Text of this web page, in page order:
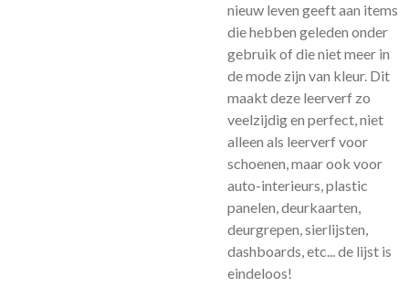
nieuw leven geeft aan items
die hebben geleden onder
gebruik of die niet meer in
de mode zijn van kleur. Dit
maakt deze leerverf zo
veelzijdig en perfect, niet
alleen als leerverf voor
schoenen, maar ook voor
auto-interieurs, plastic
panelen, deurkaarten,
deurgrepen, sierlijsten,
dashboards, etc... de lijst is
eindeloos!